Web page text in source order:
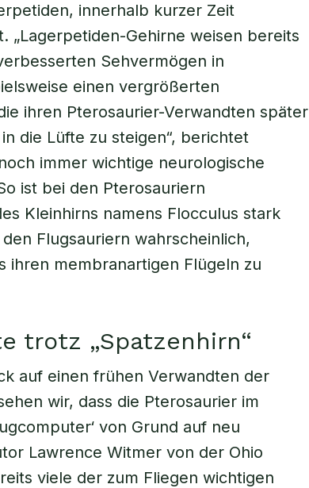
innerhalb kurzer Zeit
„Lagerpetiden-Gehirne weisen bereits
Sehvermögen in
einen vergrößerten
ihren Pterosaurier-Verwandten später
die Lüfte zu steigen“, berichtet
immer wichtige neurologische
ist bei den Pterosauriern
Kleinhirns namens Flocculus stark
Flugsauriern wahrscheinlich,
ihren membranartigen Flügeln zu
trotz „Spatzenhirn“
auf einen frühen Verwandten der
wir, dass die Pterosaurier im
von Grund auf neu
Lawrence Witmer von der Ohio
viele der zum Fliegen wichtigen